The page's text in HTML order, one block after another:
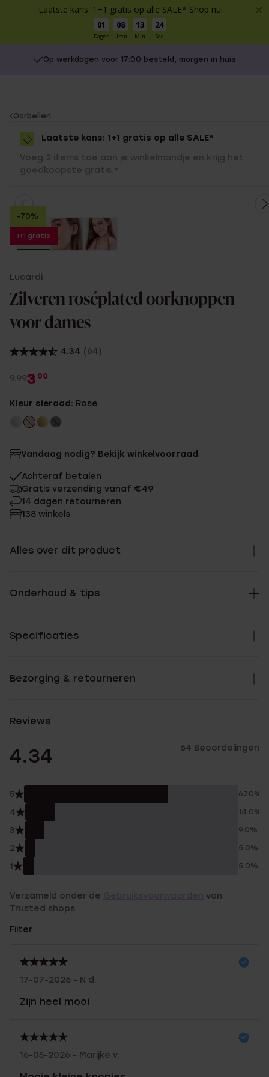
Laatste kans: 1+1 gratis op alle SALE* Shop nu!
01
Dagen
08
Uren
13
Min
24
Sec
Op werkdagen voor 17:00 besteld, morgen in huis
You
are
here:
Oorbellen
Laatste kans: 1+1 gratis op alle SALE*
Voeg 2 items toe aan je winkelmandje en krijg het
goedkoopste gratis. *
-70%
1+1 gratis
Lucardi
Zilveren roséplated oorknoppen
voor dames
4.34 (64)
9.993 00
Kleur sieraad: Rose
Vandaag nodig? Bekijk winkelvoorraad
Achteraf betalen
Gratis verzending vanaf €49
14 dagen retourneren
138 winkels
Alles over dit product
Onderhoud & tips
Specificaties
Bezorging & retourneren
Reviews
4.34 64 Beoordelingen
5 67.0%
4 14.0%
3 9.0%
2 5.0%
1 5.0%
Verzameld onder de
van
Trusted shops
Filter
17-07-2026 - N d.
Zijn heel mooi
16-05-2026 - Marijke v.